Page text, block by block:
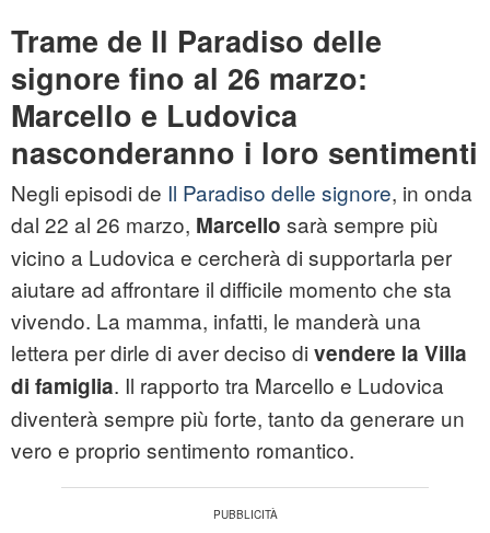
Trame de Il Paradiso delle
signore fino al 26 marzo:
Marcello e Ludovica
nasconderanno i loro sentimenti
Negli episodi de Il Paradiso delle signore, in onda
dal 22 al 26 marzo, Marcello sarà sempre più
vicino a Ludovica e cercherà di supportarla per
aiutare ad affrontare il difficile momento che sta
vivendo. La mamma, infatti, le manderà una
lettera per dirle di aver deciso di vendere la Villa
di famiglia. Il rapporto tra Marcello e Ludovica
diventerà sempre più forte, tanto da generare un
vero e proprio sentimento romantico.